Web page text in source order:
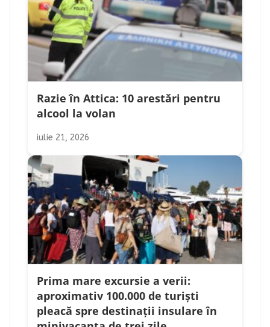
Razie în Attica: 10 arestări pentru
alcool la volan
iulie 21, 2026
Prima mare excursie a verii:
aproximativ 100.000 de turiști
pleacă spre destinații insulare în